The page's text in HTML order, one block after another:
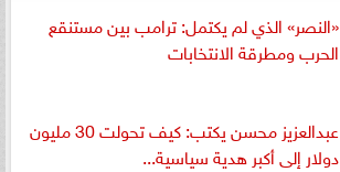
«النصر» الذي لم يكتمل: ترامب بين مستنقع
الحرب ومطرقة الانتخابات
عبدالعزيز محسن يكتب: كيف تحولت 30 مليون
دولار إلى أكبر هدية سياسية...